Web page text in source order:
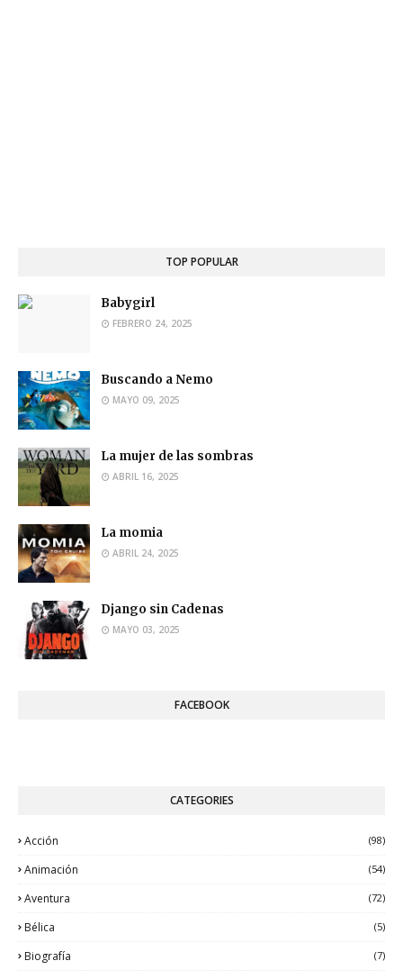
TOP POPULAR
Babygirl
FEBRERO 24, 2025
Buscando a Nemo
MAYO 09, 2025
La mujer de las sombras
ABRIL 16, 2025
La momia
ABRIL 24, 2025
Django sin Cadenas
MAYO 03, 2025
FACEBOOK
CATEGORIES
Acción (98)
Animación (54)
Aventura (72)
Bélica (5)
Biografía (7)